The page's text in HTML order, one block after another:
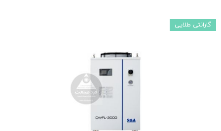
گارانتی طلایی